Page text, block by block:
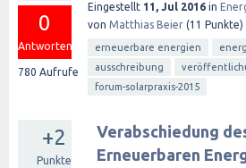
0
Antworten
780 Aufrufe
Eingestellt 11, Jul 2016 in
von Matthias Beier (11 Punkte)
erneuerbare energien
ausschreibung
forum-solarpraxis-2015
+2
Punkte
Verabschiedung
Erneuerbaren